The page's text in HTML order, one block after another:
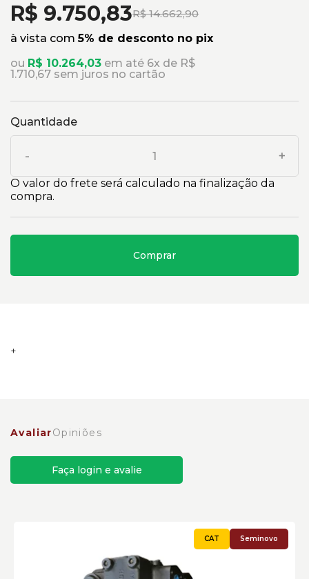
R$ 14.662,90
R$ 9.750,83
à vista com5% de desconto no pix
ou R$ 10.264,03 em até 6x de R$
1.710,67 sem juros no cartão
Quantidade
- +
O valor do frete será calculado na finalização da
compra.
Comprar
AvaliarOpiniões
Faça login e avalie
Seminovo